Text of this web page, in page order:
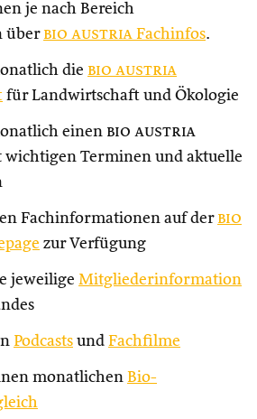
je nach Bereich
über bio austria Fachinfos.
die bio austria
für Landwirtschaft und Ökologie
einen bio austria
wichtigen Terminen und aktuelle
Fachinformationen auf der bio
zur Verfügung
jeweilige Mitgliederinformation
Podcasts und Fachfilme
monatlichen Bio-